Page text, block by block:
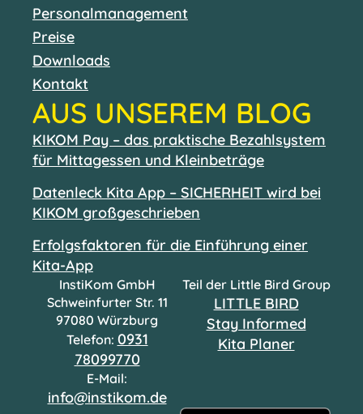
InstiKom GmbH
Schweinfurter Str. 11
97080 Würzburg
Telefon: 0931
78099770
E-Mail:
info@instikom.de
Teil der Little Bird Group
LITTLE BIRD
Stay Informed
Kita Planer
Personalmanagement
Preise
Downloads
Kontakt
AUS UNSEREM BLOG
KIKOM Pay – das praktische Bezahlsystem
für Mittagessen und Kleinbeträge
Datenleck Kita App – SICHERHEIT wird bei
KIKOM großgeschrieben
Erfolgsfaktoren für die Einführung einer
Kita-App